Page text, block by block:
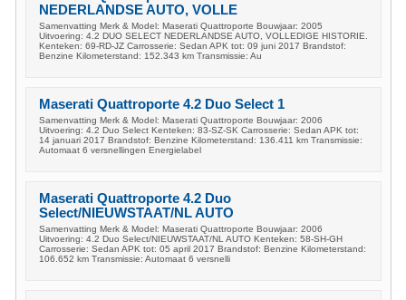
NEDERLANDSE AUTO, VOLLE
Samenvatting Merk & Model: Maserati Quattroporte Bouwjaar: 2005
Uitvoering: 4.2 DUO SELECT NEDERLANDSE AUTO, VOLLEDIGE HISTORIE.
Kenteken: 69-RD-JZ Carrosserie: Sedan APK tot: 09 juni 2017 Brandstof:
Benzine Kilometerstand: 152.343 km Transmissie: Au
Maserati Quattroporte 4.2 Duo Select 1
Samenvatting Merk & Model: Maserati Quattroporte Bouwjaar: 2006
Uitvoering: 4.2 Duo Select Kenteken: 83-SZ-SK Carrosserie: Sedan APK tot:
14 januari 2017 Brandstof: Benzine Kilometerstand: 136.411 km Transmissie:
Automaat 6 versnellingen Energielabel
Maserati Quattroporte 4.2 Duo
Select/NIEUWSTAAT/NL AUTO
Samenvatting Merk & Model: Maserati Quattroporte Bouwjaar: 2006
Uitvoering: 4.2 Duo Select/NIEUWSTAAT/NL AUTO Kenteken: 58-SH-GH
Carrosserie: Sedan APK tot: 05 april 2017 Brandstof: Benzine Kilometerstand:
106.652 km Transmissie: Automaat 6 versnelli